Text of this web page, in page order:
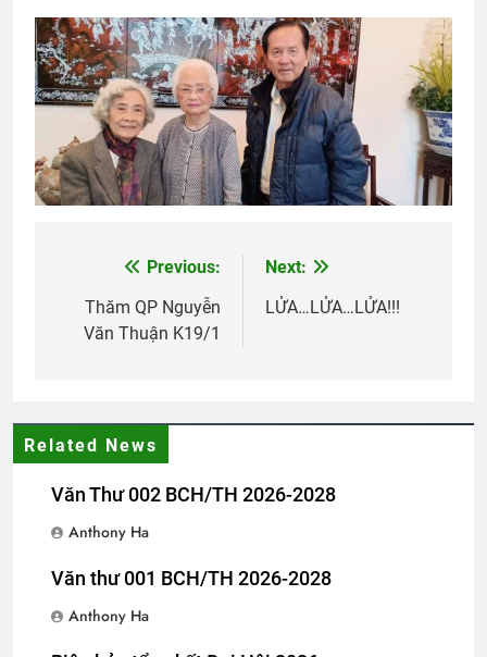
MÙA XUÂN MUỐN NÓI
3 Years Ago
CTBCTY Tập III chương 34
3 Years Ago
CSVSQ Quách Đức Chung K10
2 Years Ago
3 Years Ago
Thăm QP Trần Thiện Đâu K19/1
navigation
Previous:
Thăm QP Nguyễn
Văn Thuận K19/1
Next:
LỬA…LỬA…LỬA!!!
Related News
Văn Thư 002 BCH/TH 2026-2028
Anthony Ha
Văn thư 001 BCH/TH 2026-2028
Anthony Ha